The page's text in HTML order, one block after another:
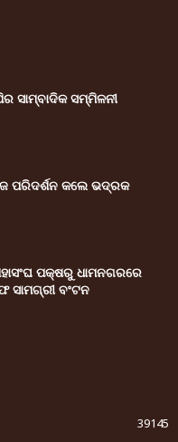
ସାମ୍ବାଦିକ ସମ୍ମିଳନୀ
ପରିଦର୍ଶନ କଲେ ଭଦ୍ରକ
ପକ୍ଷରୁ ଧାମନଗରରେ
ବଂଟନ
39145